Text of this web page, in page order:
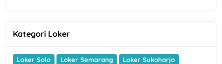
Kategori Loker
Loker Solo Loker Semarang
Loker Sukoharjo